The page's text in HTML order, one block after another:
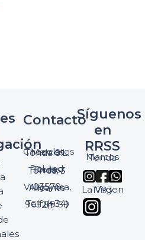
Contacto
Chocolates Marcos Tonda S.L.
Pol. Ind. Torres, Ptda. Torres, 3
03570 Villajoyosa, Alicante
Telf: (+34) 965 89 59 24
Síguenos
en
RRSS
Marcos Tonda
La Virgen 1793